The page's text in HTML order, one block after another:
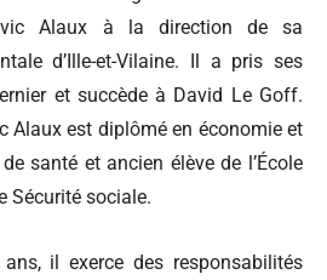
Alaux à la direction de sa
d’Ille-et-Vilaine. Il a pris ses
et succède à David Le Goff.
Alaux est diplômé en économie et
santé et ancien élève de l’École
Sécurité sociale.
il exerce des responsabilités